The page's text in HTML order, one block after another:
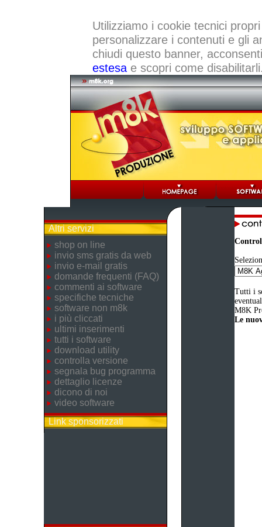
Utilizziamo i cookie tecnici
personalizzare i contenuti e gli
chiudi questo banner,
estesae scopri come
Altri servizi
shop on line
invio sms gratis da web
invio e-mail gratis
domande frequenti (FAQ)
commenti ai software
specifiche tecniche
software non m8k
i più cliccati
ultimi inserimenti
tutti i software
download utility
controlla versione
segnala bug programma
dettaglio licenze
dicono di noi
video software
Link sponsorizzati
Tutti i
M8K
Le